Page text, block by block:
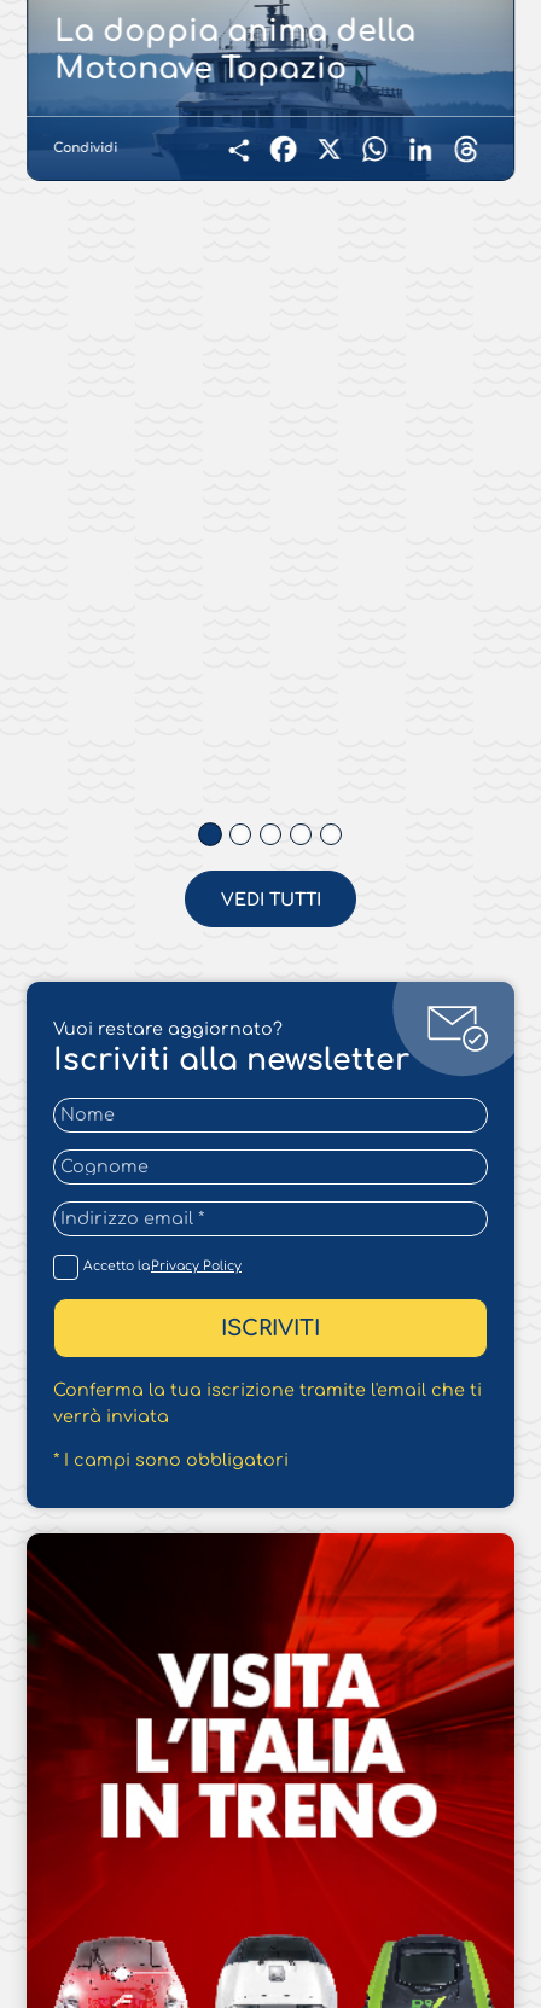
La doppia anima della
Motonave Topazio
Condividi
CondividiFacebook
X WhatsApp
LinkedInThreads
VEDI TUTTI
Vuoi restare aggiornato?
Iscriviti alla newsletter
Accetto laPrivacy Policy
Conferma la tua iscrizione tramite l'email che ti
verrà inviata
* I campi sono obbligatori